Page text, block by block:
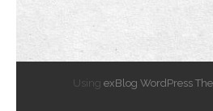
Using exBlog WordPress